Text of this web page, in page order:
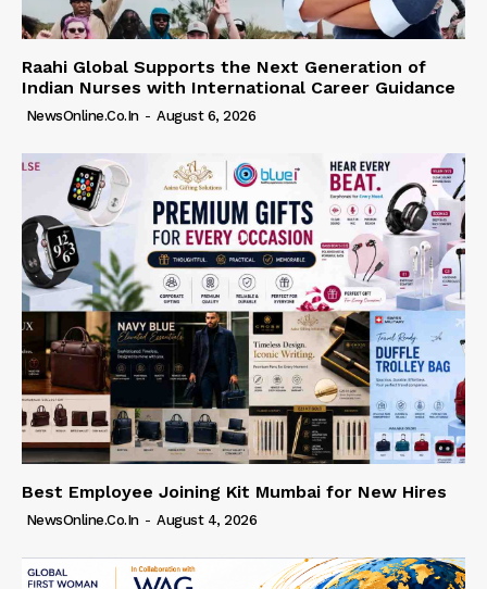
Raahi Global Supports the Next Generation of
Indian Nurses with International Career Guidance
NewsOnline.co.in - August 6, 2026
Best Employee Joining Kit Mumbai for New Hires
NewsOnline.co.in - August 4, 2026